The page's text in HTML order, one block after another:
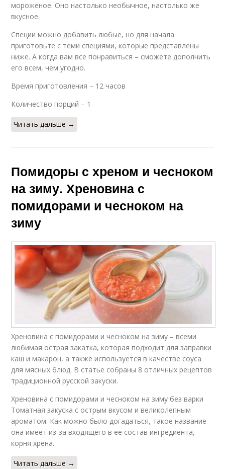
мороженое. Оно настолько необычное, настолько же
вкусное.
Специи можно добавить любые, но для начала
приготовьте с теми специями, которые представлены
ниже. А когда вам все понравиться – сможете дополнить
его всем, чем угодно.
Время приготовления – 12 часов
Количество порций – 1
Читать дальше →
Помидоры с хреном и чесноком
на зиму. Хреновина с
помидорами и чесноком на
зиму
Хреновина с помидорами и чесноком на зиму – всеми
любимая острая закатка, которая подходит для заправки
каш и макарон, а также используется в качестве соуса
для мясных блюд. В статье собраны 8 отличных рецептов
традиционной русской закуски.
Хреновина с помидорами и чесноком на зиму без варки
Томатная закуска с острым вкусом и великолепным
ароматом. Как можно было догадаться, такое название
она имеет из-за входящего в ее состав ингредиента,
корня хрена.
Читать дальше →